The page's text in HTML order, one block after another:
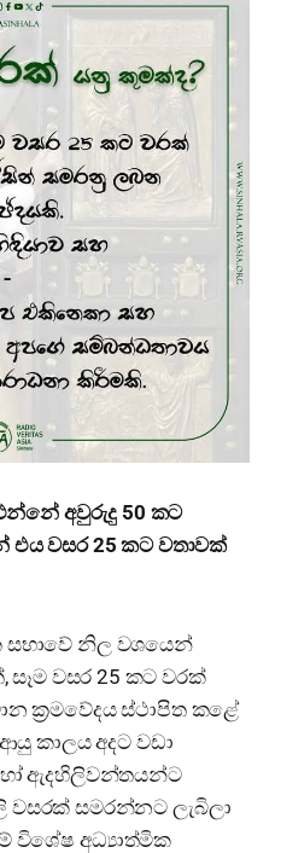
අවුරුදු 50 කට
වසර 25 කට වතාවක්
නිල වශයෙන්
සෑම වසර 25 කට වරක්
ක්‍රමවේදය ස්ථාපිත කළේ
කාලය අදට වඩා
ඇදහිලිවන්තයන්ට
සමරන්නට ලැබිලා
විශේෂ අධ්‍යාත්මික